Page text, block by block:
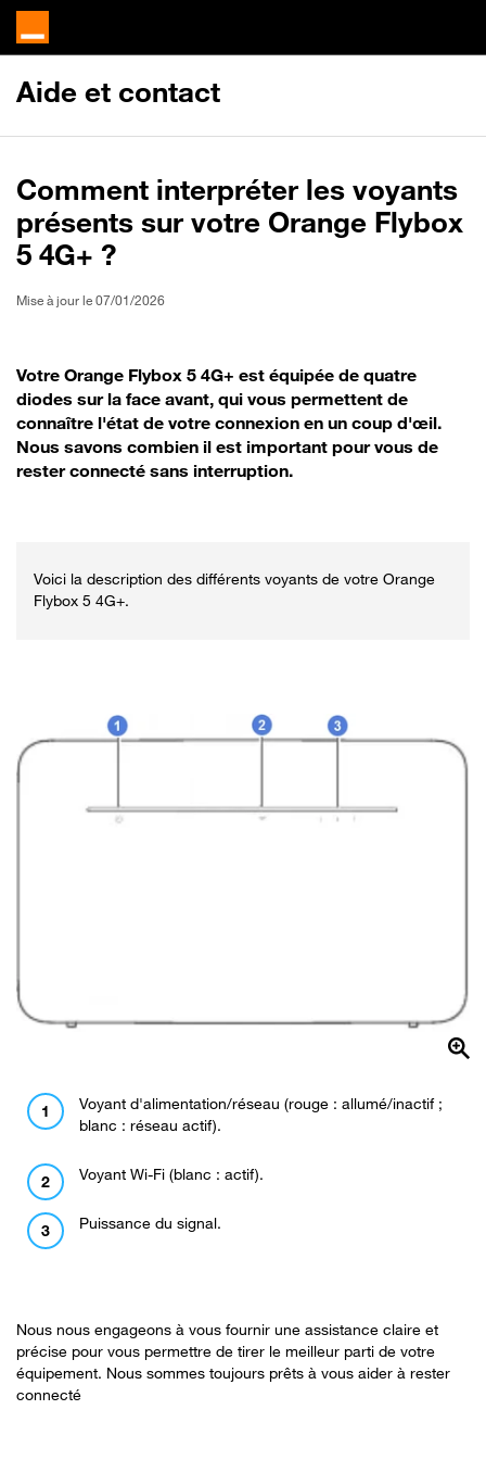
Aide et contact
Comment interpréter les voyants
présents sur votre Orange Flybox
5 4G+ ?
Mise à jour le 07/01/2026
Votre Orange Flybox 5 4G+ est équipée de quatre
diodes sur la face avant, qui vous permettent de
connaître l'état de votre connexion en un coup d'œil.
Nous savons combien il est important pour vous de
rester connecté sans interruption.
Voici la description des différents voyants de votre Orange
Flybox 5 4G+.
Voyant d'alimentation/réseau (rouge : allumé/inactif ;
blanc : réseau actif).
Voyant Wi-Fi (blanc : actif).
Puissance du signal.
Nous nous engageons à vous fournir une assistance claire et
précise pour vous permettre de tirer le meilleur parti de votre
équipement. Nous sommes toujours prêts à vous aider à rester
connecté